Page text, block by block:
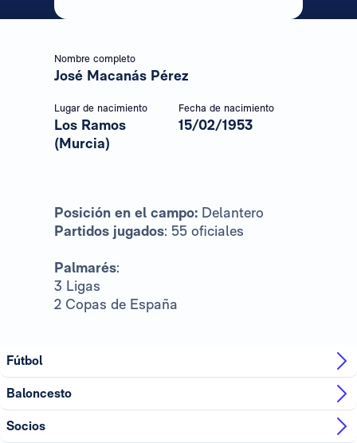
Nombre completo
José Macanás Pérez
Lugar de nacimiento
Los Ramos
(Murcia)
Fecha de nacimiento
15/02/1953
Posición en el campo: Delantero
Partidos jugados: 55 oficiales
Palmarés:
3 Ligas
2 Copas de España
Fútbol
Baloncesto
Socios